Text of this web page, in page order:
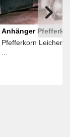
Anhänger
Pfefferkorn
...